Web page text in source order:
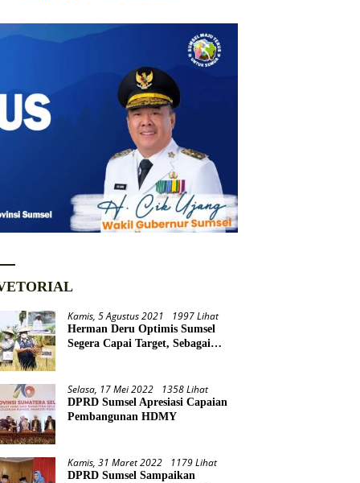
Kamis, 5 Agustus 2021 1997 Lihat
Herman Deru Optimis Sumsel
Segera Capai Target, Sebagai
Selasa, 17 Mei 2022 1358 Lihat
DPRD Sumsel Apresiasi Capaian
Pembangunan HDMY
Kamis, 31 Maret 2022 1179 Lihat
DPRD Sumsel Sampaikan